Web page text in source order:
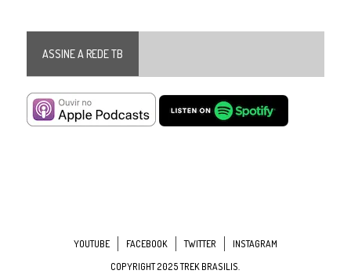
ASSINE A REDE TB
YOUTUBE FACEBOOK TWITTER
INSTAGRAM
COPYRIGHT 2025 TREK BRASILIS.